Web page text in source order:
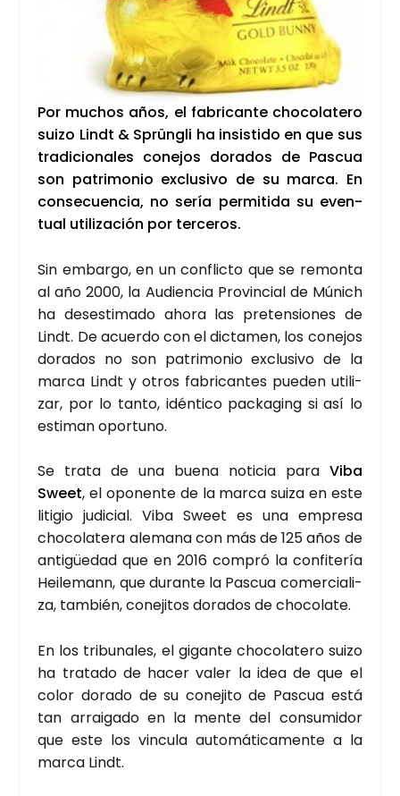
Por muchos años, el fabri­can­te cho­co­la­te­ro
sui­zo Lindt & Sprün­gli ha insis­ti­do en que sus
tra­di­cio­na­les cone­jos dora­dos de Pas­cua
son patri­mo­nio exclu­si­vo de su mar­ca. En
con­se­cuen­cia, no sería per­mi­ti­da su even­
tual uti­li­za­ción por ter­ce­ros.
Sin embar­go, en un con­flic­to que se remon­ta
al año 2000, la Audien­cia Pro­vin­cial de Múnich
ha des­es­ti­ma­do aho­ra las pre­ten­sio­nes de
Lindt. De acuer­do con el dic­ta­men, los cone­jos
dora­dos no son patri­mo­nio exclu­si­vo de la
mar­ca Lindt y otros fabri­can­tes pue­den uti­li­
zar, por lo tan­to, idén­ti­co pac­ka­ging si así lo
esti­man opor­tuno.
Se tra­ta de una bue­na noti­cia para Viba
Sweet, el opo­nen­te de la mar­ca sui­za en este
liti­gio judi­cial. Viba Sweet es una empre­sa
cho­co­la­te­ra ale­ma­na con más de 125 años de
anti­güe­dad que en 2016 com­pró la con­fi­te­ría
Hei­le­mann, que duran­te la Pas­cua comer­cia­li­
za, tam­bién, cone­ji­tos dora­dos de cho­co­la­te.
En los tri­bu­na­les, el gigan­te cho­co­la­te­ro sui­zo
ha tra­ta­do de hacer valer la idea de que el
color dora­do de su cone­ji­to de Pas­cua está
tan arrai­ga­do en la men­te del con­su­mi­dor
que este los vin­cu­la auto­má­ti­ca­men­te a la
mar­ca Lindt.